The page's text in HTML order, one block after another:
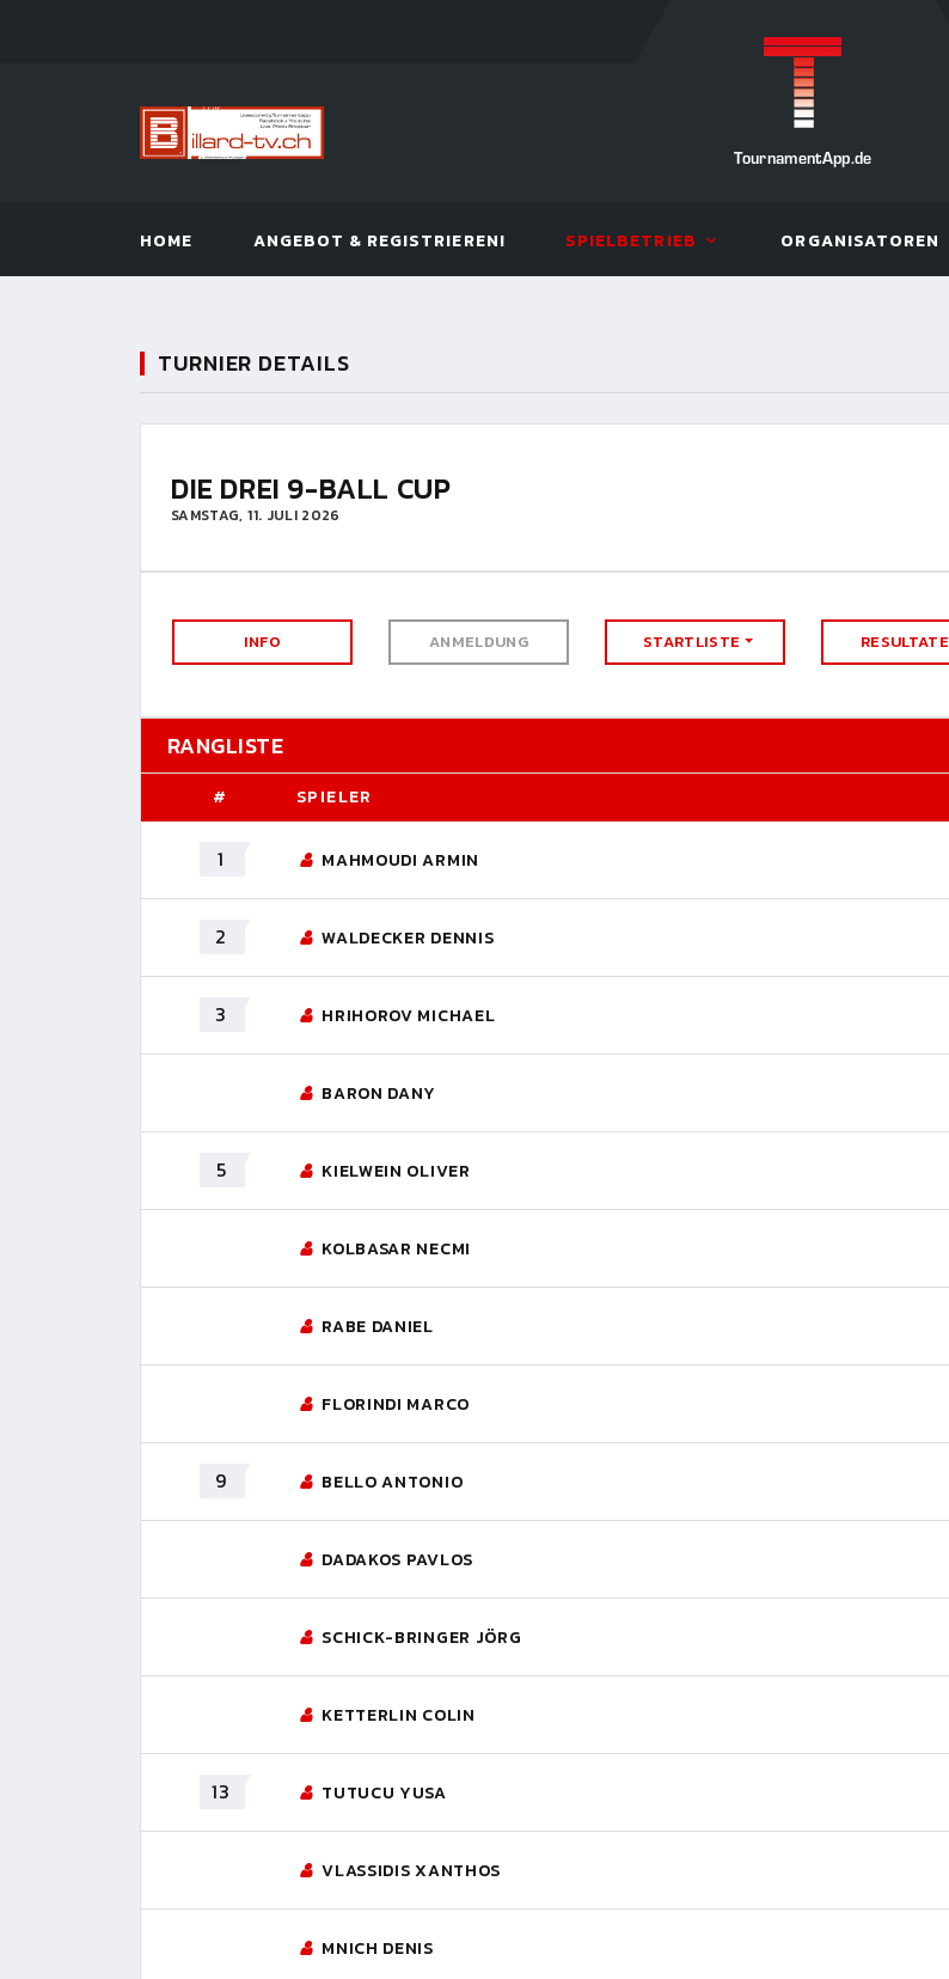
TournamentApp.de
HOME ANGEBOT & REGISTRIEREN! SPIELBETRIEB ORGANISATOREN
TURNIER DETAILS
DIE DREI 9-BALL CUP
SAMSTAG, 11. JULI 2026
INFO ANMELDUNG STARTLISTE RESULTATE
RANGLISTE
# SPIELER
1 MAHMOUDI ARMIN
2 WALDECKER DENNIS
3 HRIHOROV MICHAEL
BARON DANY
5 KIELWEIN OLIVER
KOLBASAR NECMI
RABE DANIEL
FLORINDI MARCO
9 BELLO ANTONIO
DADAKOS PAVLOS
SCHICK-BRINGER JÖRG
KETTERLIN COLIN
13 TUTUCU YUSA
VLASSIDIS XANTHOS
MNICH DENIS